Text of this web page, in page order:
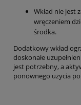
Wkład nie jest
wręczeniem
środka.
Dodatkowy wkład
doskonałe
jest potrzebny, a
ponownego użycia